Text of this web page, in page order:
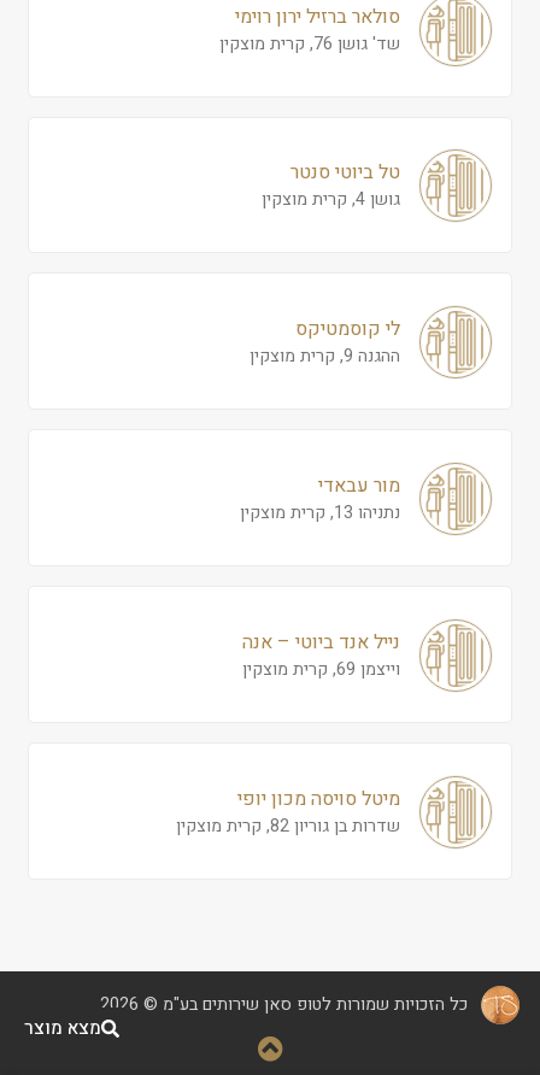
סולאר ברזיל ירון רוימי
שד' גושן 76, קרית מוצקין
טל ביוטי סנטר
גושן 4, קרית מוצקין
לי קוסמטיקס
ההגנה 9, קרית מוצקין
מור עבאדי
נתניהו 13, קרית מוצקין
נייל אנד ביוטי – אנה
וייצמן 69, קרית מוצקין
מיטל סויסה מכון יופי
שדרות בן גוריון 82, קרית מוצקין
כל הזכויות שמורות לטופ סאן שירותים בע"מ © 2026
מצא מוצר